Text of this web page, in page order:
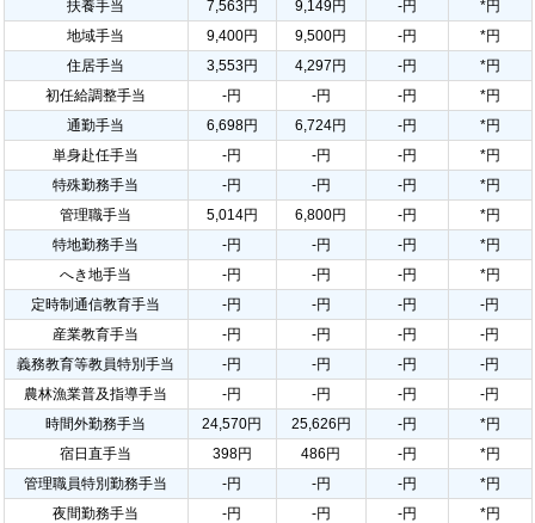
扶養手当 7,563円 9,149円 -円
*円
地域手当
9,400円 9,500円 -円
*円
住居手当
3,553円 4,297円 -円
*円
初任給調整手当
-円 -円 -円
*円
通勤手当
6,698円 6,724円 -円
*円
単身赴任手当
-円 -円 -円
*円
特殊勤務手当
-円 -円 -円
*円
管理職手当
5,014円 6,800円 -円
*円
特地勤務手当
-円 -円 -円
*円
へき地手当
-円 -円 -円
*円
定時制通信教育手当
-円 -円 -円
-円
産業教育手当
-円 -円 -円
-円
義務教育等教員特別手当
-円 -円 -円
-円
農林漁業普及指導手当
-円 -円 -円
-円
時間外勤務手当
24,570円 25,626円 -円
*円
宿日直手当
398円 486円 -円
*円
管理職員特別勤務手当
-円 -円 -円
*円
夜間勤務手当
-円 -円 -円
*円